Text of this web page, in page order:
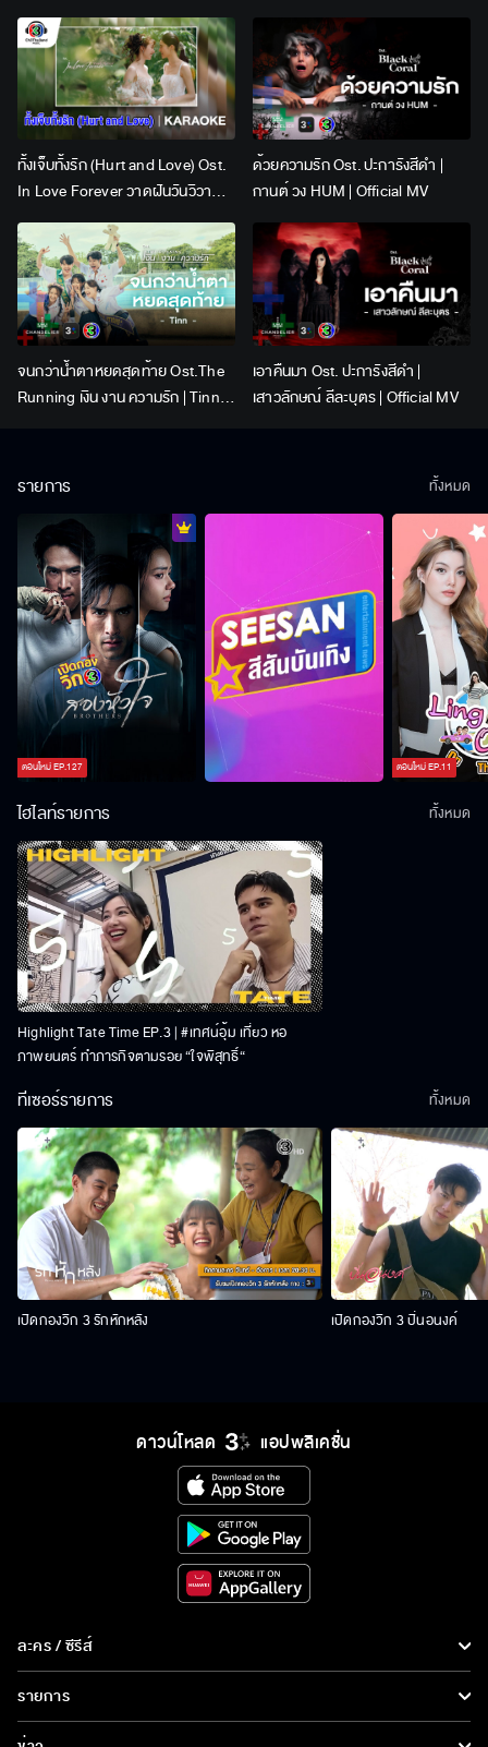
ทั้งเจ็บทั้งรัก (Hurt and Love) Ost.
In Love Forever วาดฝันวันวิวาห์ |
Lingling Kwong x Orm
Kornnaphat | Official Karaoke
ด้วยความรัก Ost. ปะการังสีดำ |
กานต์ วง HUM | Official MV
จนกว่าน้ำตาหยดสุดท้าย Ost.The
Running เงิน งาน ความรัก | Tinn |
เอาคืนมา Ost. ปะการังสีดำ |
เสาวลักษณ์ ลีละบุตร | Official MV
รายการ
ตอนใหม่EP.127 ตอนใหม่EP.11
ทั้งหมด
ไฮไลท์รายการ
Highlight Tate Time EP.3 | #เทศน์อุ้ม เที่ยว หอ
ภาพยนตร์ ทำภารกิจตามรอย “ใจพิสุทธิ์“
ทั้งหมด
ทีเซอร์รายการ
เปิดกองวิก 3 รักหักหลัง เปิดกองวิก 3 ปิ่นอนงค์
ทั้งหมด
ดาวน์โหลด แอปพลิเคชั่น
ละคร / ซีรีส์
ละคร/ซีรีส์
ซีรีส์นานาชาติ
รายการ
รายการทั้งหมด